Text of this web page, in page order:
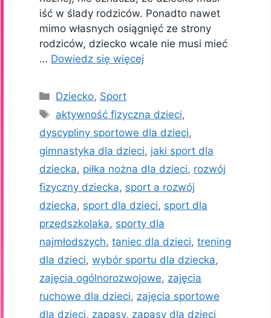
iść w ślady rodziców. Ponadto nawet
mimo własnych osiągnięć ze strony
rodziców, dziecko wcale nie musi mieć
… Dowiedz się więcej
Kategorie
Dziecko, Sport
Tagi
aktywność fizyczna dzieci,
dyscypliny sportowe dla dzieci,
gimnastyka dla dzieci, jaki sport dla
dziecka, piłka nożna dla dzieci, rozwój
fizyczny dziecka, sport a rozwój
dziecka, sport dla dzieci, sport dla
przedszkolaka, sporty dla
najmłodszych, taniec dla dzieci, trening
dla dzieci, wybór sportu dla dziecka,
zajęcia ogólnorozwojowe, zajęcia
ruchowe dla dzieci, zajęcia sportowe
dla dzieci, zapasy, zapasy dla dzieci